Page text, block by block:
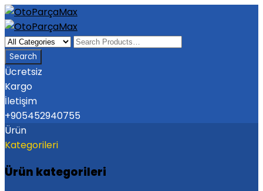
Ücretsiz
Kargo
İletişim
+905452940755
Ürün
Kategorileri
Ürün kategorileri